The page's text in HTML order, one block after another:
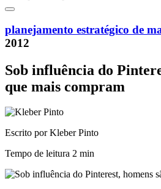
planejamento estratégico de
2012
Sob influência do
que mais compram
Escrito por Kleber Pinto
Tempo de leitura 2 min